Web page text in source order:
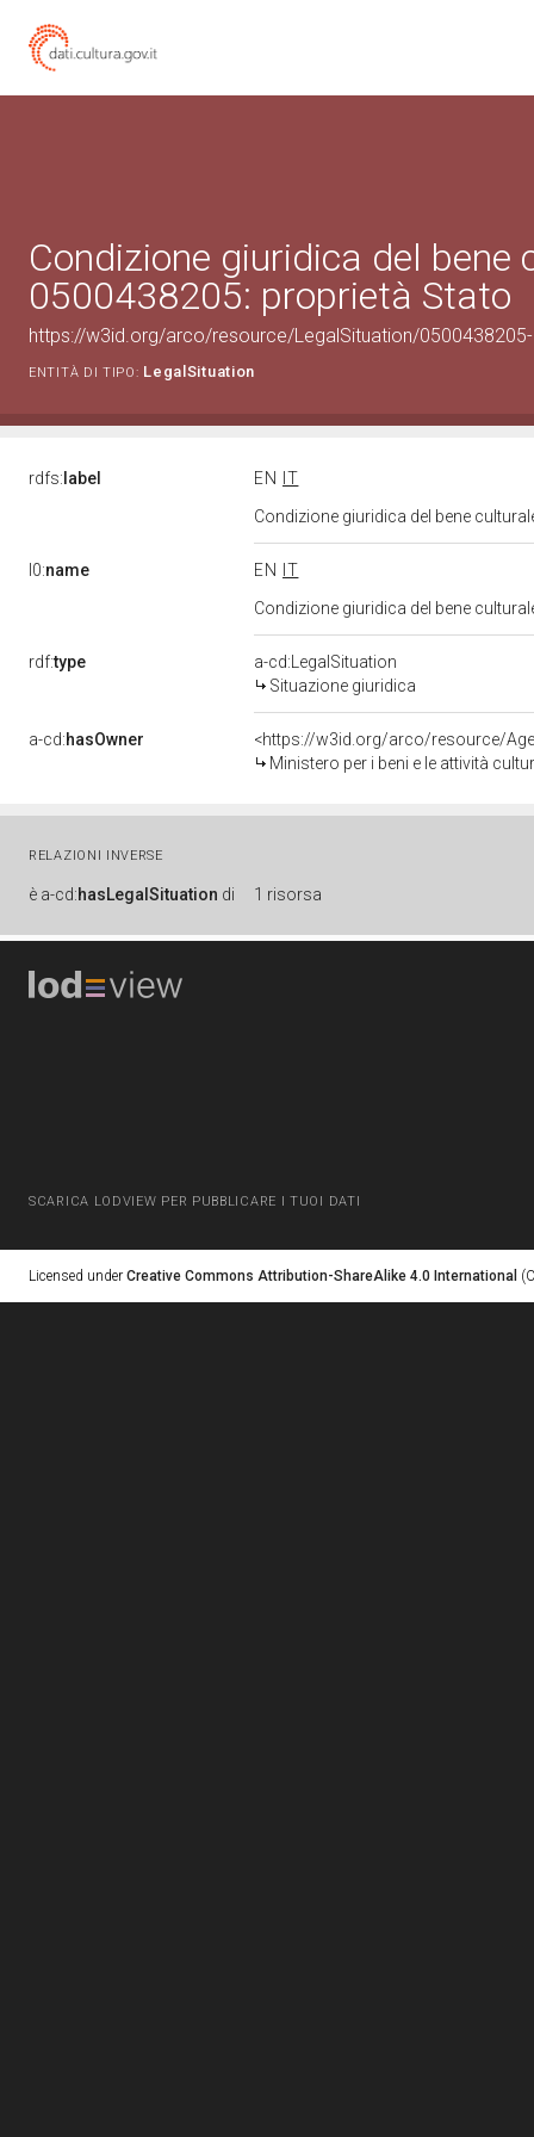
Condizione giuridica del bene
0500438205: proprietà Stato
https://w3id.org/arco/resource/LegalSituation/
ENTITÀ DI TIPO: LegalSituation
rdfs: label EN
IT
Condizione giuridica del bene
l0:name EN
IT
Condizione giuridica del bene
rdf:type
a-cd:LegalSituation
Situazione giuridica
a-cd:hasOwner
<https://w3id.org/arco/resource/
Ministero per i beni e le attività
RELAZIONI INVERSE
è a-cd:hasLegalSituation di 1 risorsa
SCARICA LODVIEW PER PUBBLICARE I TUOI DATI
Licensed under Creative Commons Attribution-ShareAlike 4.0 International